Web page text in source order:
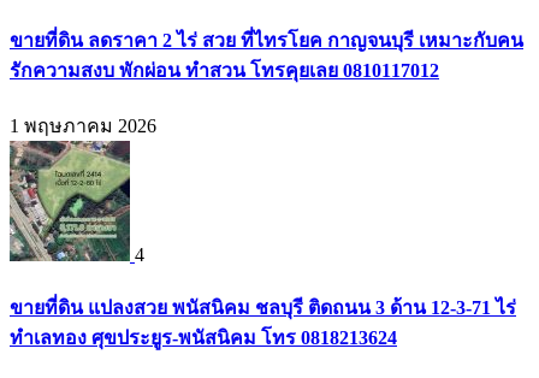
ขายที่ดิน ลดราคา 2 ไร่ สวย ที่ไทรโยค กาญจนบุรี เหมาะกับคน
รักความสงบ พักผ่อน ทำสวน โทรคุยเลย 0810117012
1 พฤษภาคม 2026
4
ขายที่ดิน แปลงสวย พนัสนิคม ชลบุรี ติดถนน 3 ด้าน 12-3-71 ไร่
ทำเลทอง ศุขประยูร-พนัสนิคม โทร 0818213624